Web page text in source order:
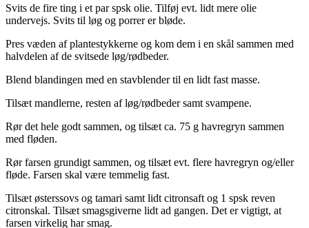
Svits de fire ting i et par spsk olie. Tilføj evt. lidt mere olie
undervejs. Svits til løg og porrer er bløde.
Pres væden af plantestykkerne og kom dem i en skål sammen med
halvdelen af de svitsede løg/rødbeder.
Blend blandingen med en stavblender til en lidt fast masse.
Tilsæt mandlerne, resten af løg/rødbeder samt svampene.
Rør det hele godt sammen, og tilsæt ca. 75 g havregryn sammen
med fløden.
Rør farsen grundigt sammen, og tilsæt evt. flere havregryn og/eller
fløde. Farsen skal være temmelig fast.
Tilsæt østerssovs og tamari samt lidt citronsaft og 1 spsk reven
citronskal. Tilsæt smagsgiverne lidt ad gangen. Det er vigtigt, at
farsen virkelig har smag.